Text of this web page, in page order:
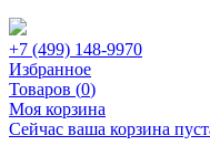
+7 (499) 148-9970
Избранное
Товаров (0)
Моя корзина
Сейчас ваша корзина